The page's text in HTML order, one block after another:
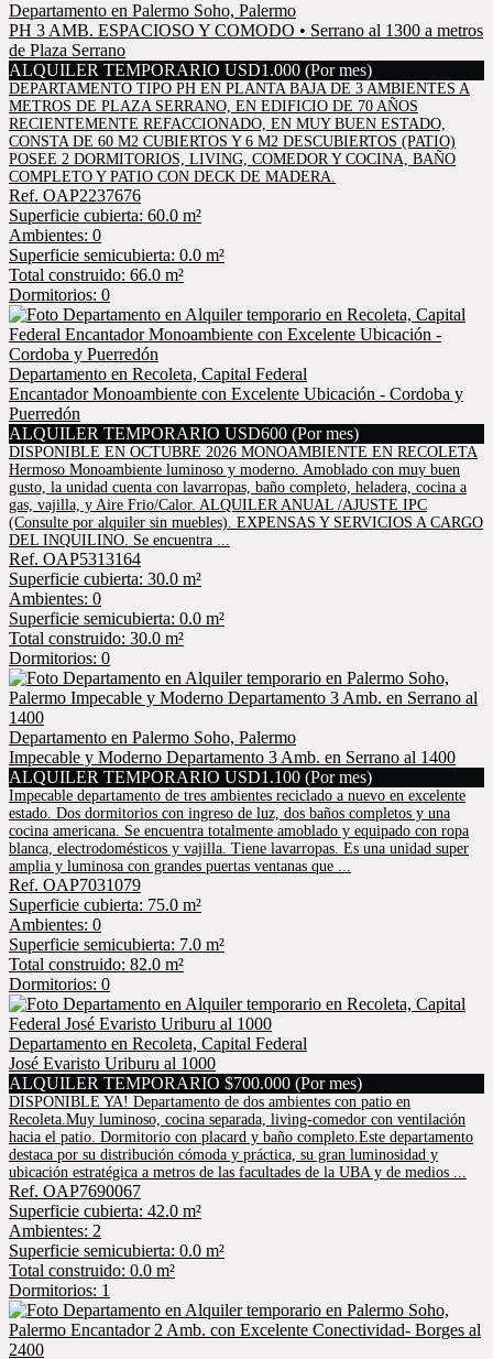
Departamento en Palermo Soho, Palermo
PH 3 AMB. ESPACIOSO Y COMODO • Serrano al 1300 a metros
de Plaza Serrano
ALQUILER TEMPORARIO USD1.000 (Por mes)
DEPARTAMENTO TIPO PH EN PLANTA BAJA DE 3 AMBIENTES A
METROS DE PLAZA SERRANO, EN EDIFICIO DE 70 AÑOS
RECIENTEMENTE REFACCIONADO, EN MUY BUEN ESTADO,
CONSTA DE 60 M2 CUBIERTOS Y 6 M2 DESCUBIERTOS (PATIO)
POSEE 2 DORMITORIOS, LIVING, COMEDOR Y COCINA, BAÑO
COMPLETO Y PATIO CON DECK DE MADERA.
Ref. OAP2237676
Superficie cubierta: 60.0 m²
Ambientes: 0
Superficie semicubierta: 0.0 m²
Total construido: 66.0 m²
Dormitorios: 0
Departamento en Recoleta, Capital Federal
Encantador Monoambiente con Excelente Ubicación - Cordoba y
Puerredón
ALQUILER TEMPORARIO USD600 (Por mes)
DISPONIBLE EN OCTUBRE 2026 MONOAMBIENTE EN RECOLETA
Hermoso Monoambiente luminoso y moderno. Amoblado con muy buen
gusto, la unidad cuenta con lavarropas, baño completo, heladera, cocina a
gas, vajilla, y Aire Frio/Calor. ALQUILER ANUAL /AJUSTE IPC
(Consulte por alquiler sin muebles). EXPENSAS Y SERVICIOS A CARGO
DEL INQUILINO. Se encuentra ...
Ref. OAP5313164
Superficie cubierta: 30.0 m²
Ambientes: 0
Superficie semicubierta: 0.0 m²
Total construido: 30.0 m²
Dormitorios: 0
Departamento en Palermo Soho, Palermo
Impecable y Moderno Departamento 3 Amb. en Serrano al 1400
ALQUILER TEMPORARIO USD1.100 (Por mes)
Impecable departamento de tres ambientes reciclado a nuevo en excelente
estado. Dos dormitorios con ingreso de luz, dos baños completos y una
cocina americana. Se encuentra totalmente amoblado y equipado con ropa
blanca, electrodomésticos y vajilla. Tiene lavarropas. Es una unidad super
amplia y luminosa con grandes puertas ventanas que ...
Ref. OAP7031079
Superficie cubierta: 75.0 m²
Ambientes: 0
Superficie semicubierta: 7.0 m²
Total construido: 82.0 m²
Dormitorios: 0
Departamento en Recoleta, Capital Federal
José Evaristo Uriburu al 1000
ALQUILER TEMPORARIO $700.000 (Por mes)
DISPONIBLE YA! Departamento de dos ambientes con patio en
Recoleta.Muy luminoso, cocina separada, living-comedor con ventilación
hacia el patio. Dormitorio con placard y baño completo.Este departamento
destaca por su distribución cómoda y práctica, su gran luminosidad y
ubicación estratégica a metros de las facultades de la UBA y de medios ...
Ref. OAP7690067
Superficie cubierta: 42.0 m²
Ambientes: 2
Superficie semicubierta: 0.0 m²
Total construido: 0.0 m²
Dormitorios: 1